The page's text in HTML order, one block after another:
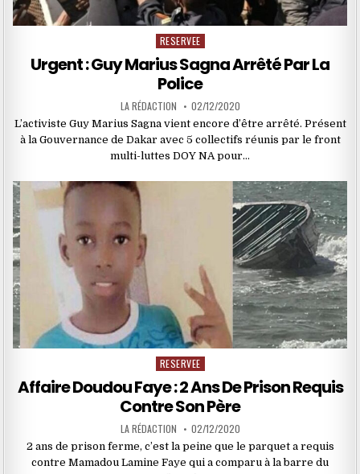
Posted
in
RESERVEE
Urgent : Guy Marius Sagna Arrêté Par La
Police
LA RÉDACTION 02/12/2020
L’activiste Guy Marius Sagna vient encore d’être arrêté. Présent
à la Gouvernance de Dakar avec 5 collectifs réunis par le front
multi-luttes DOY NA pour…
Posted
RESERVEE
Affaire Doudou Faye : 2 Ans De Prison Requis
Contre Son Père
LA RÉDACTION 02/12/2020
2 ans de prison ferme, c’est la peine que le parquet a requis
contre Mamadou Lamine Faye qui a comparu à la barre du